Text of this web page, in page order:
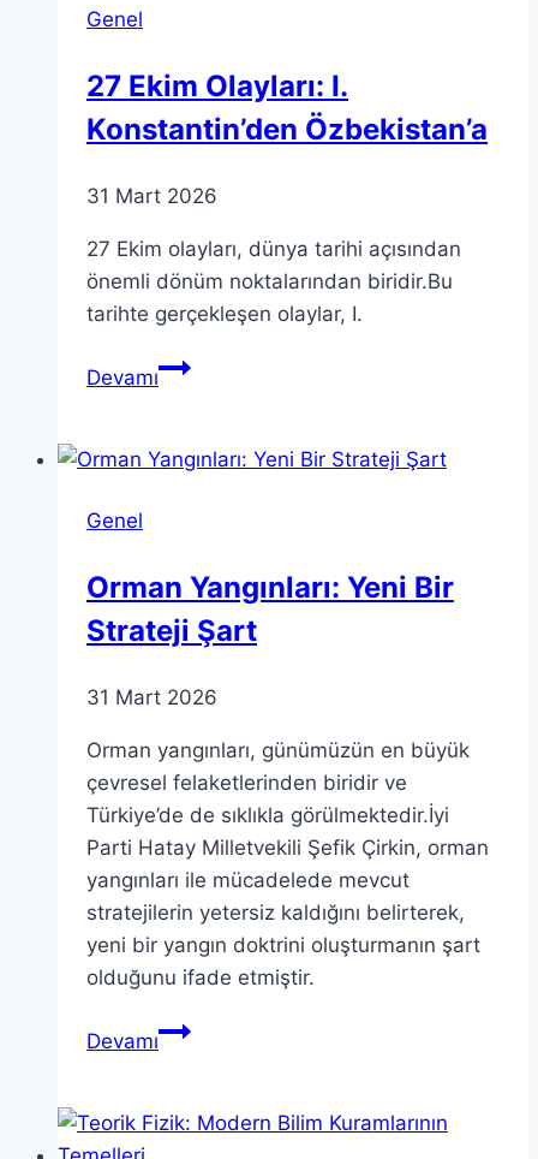
Genel
27 Ekim Olayları: I.
Konstantin’den Özbekistan’a
31 Mart 2026
27 Ekim olayları, dünya tarihi açısından
önemli dönüm noktalarından biridir.Bu
tarihte gerçekleşen olaylar, I.
Devamı27
I.
Genel
Orman Yangınları: Yeni Bir
Strateji Şart
31 Mart 2026
Orman yangınları, günümüzün en büyük
çevresel felaketlerinden biridir ve
Türkiye’de de sıklıkla görülmektedir.İyi
Parti Hatay Milletvekili Şefik Çirkin, orman
yangınları ile mücadelede mevcut
stratejilerin yetersiz kaldığını belirterek,
yeni bir yangın doktrini oluşturmanın şart
olduğunu ifade etmiştir.
DevamıOrman
Bir